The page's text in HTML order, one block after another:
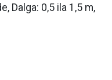
Dalga: 0,5 ila 1,5 m,